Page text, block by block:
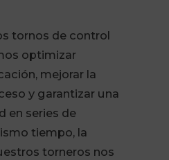
tornos de control
optimizar
mejorar la
y garantizar una
en series de
tiempo, la
torneros nos